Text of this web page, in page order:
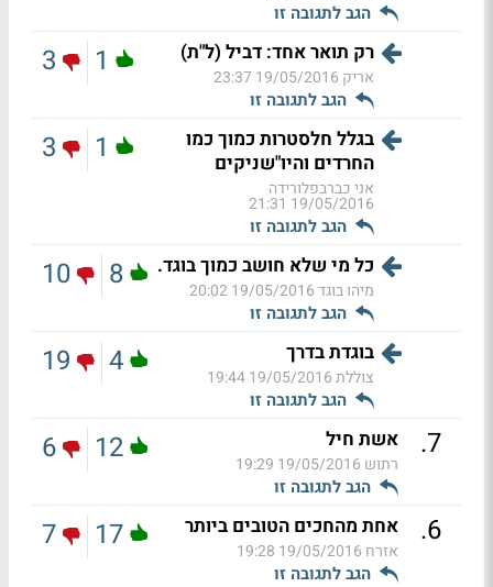
הגב לתגובה זו
רק תואר אחד: דביל (ל"ת)
אריק 19/05/2016 23:37
הגב לתגובה זו
1
3
בגלל חלסטרות כמוך כמו
החרדים והיו"שניקים
אני כברבפלורידה
19/05/2016 21:31
הגב לתגובה זו
1
3
כל מי שלא חושב כמוך בוגד.
מיהו בוגד19/05/2016 20:02
הגב לתגובה זו
8
10
בוגדת בדרך
צוללת19/05/2016 19:44
הגב לתגובה זו
4
19
7
. אשת חיל
רתוש 19/05/2016 19:29
הגב לתגובה זו
12
6
6
. אחת מהחכים הטובים ביותר
אזרח 19/05/2016 19:28
הגב לתגובה זו
17
7